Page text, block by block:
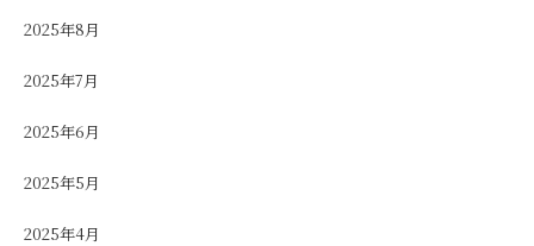
2025年8月
2025年7月
2025年6月
2025年5月
2025年4月